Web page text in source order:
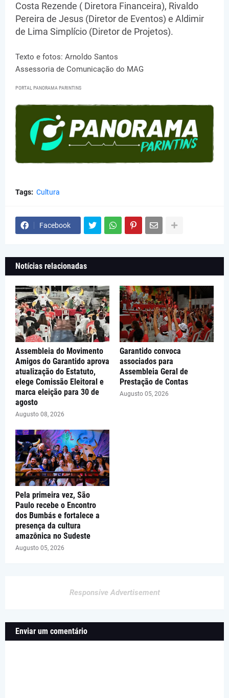
Costa Rezende ( Diretora Financeira), Rivaldo
Pereira de Jesus (Diretor de Eventos) e Aldimir
de Lima Simplício (Diretor de Projetos).
Texto e fotos: Arnoldo Santos
Assessoria de Comunicação do MAG
PORTAL PANORAMA PARINTINS
Tags: Cultura
Facebook
Notícias relacionadas
Assembleia do Movimento
Amigos do Garantido aprova
atualização do Estatuto,
elege Comissão Eleitoral e
marca eleição para 30 de
agosto
Augusto 08, 2026
Garantido convoca
associados para
Assembleia Geral de
Prestação de Contas
Augusto 05, 2026
Pela primeira vez, São
Paulo recebe o Encontro
dos Bumbás e fortalece a
presença da cultura
amazônica no Sudeste
Augusto 05, 2026
Responsive Advertisement
Enviar um comentário